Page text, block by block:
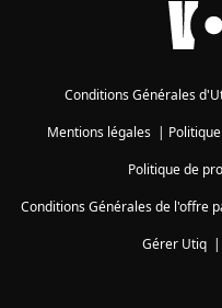
Conditions Générales
Mentions légales|
Politique de
Conditions Générales de l'offre
Gérer Utiq